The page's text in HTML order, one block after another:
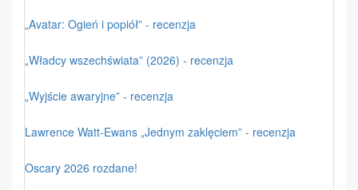
„Avatar: Ogień i popiół” - recenzja
„Władcy wszechświata” (2026) - recenzja
„Wyjście awaryjne” - recenzja
Lawrence Watt-Ewans „Jednym zaklęciem” - recenzja
Oscary 2026 rozdane!